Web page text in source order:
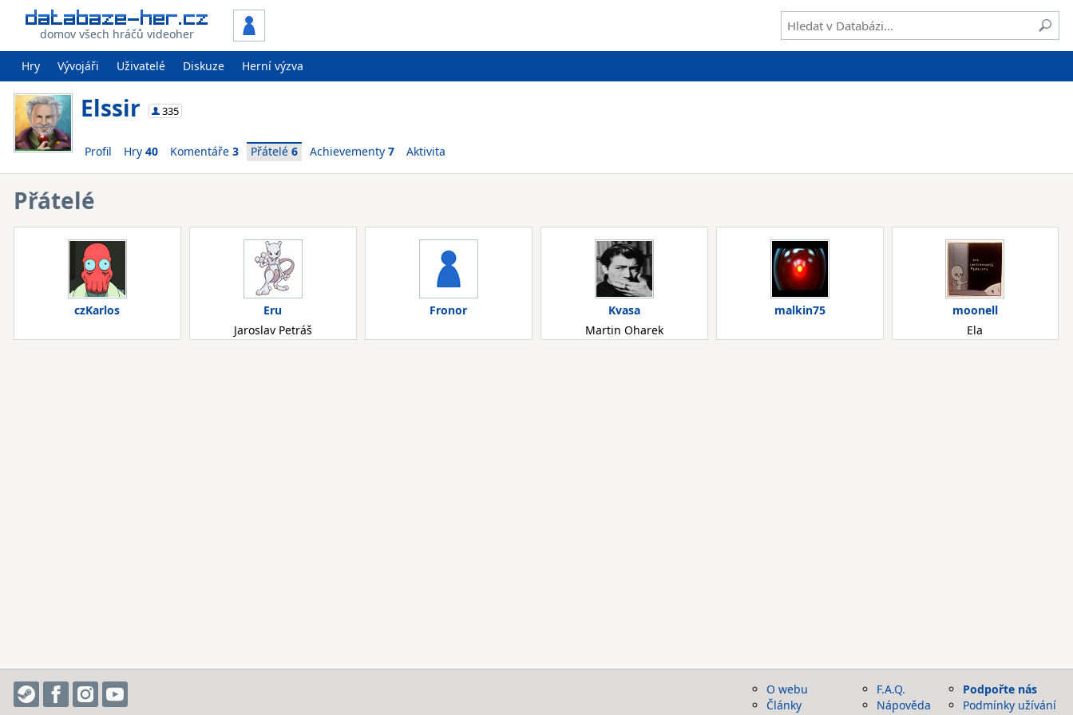
domov všech hráčů videoher
Hry Vývojáři Uživatelé Diskuze Herní výzva
Elssir 335
Profil Hry 40 Komentáře 3 Přátelé 6 Achievementy 7 Aktivita
Přátelé
czKarlos
Eru
Jaroslav Petráš
Fronor
Kvasa
Martin Oharek
malkin75
moonell
Ela
O webu
Články
F.A.Q.
Nápověda
Podpořte nás
Podmínky užívání